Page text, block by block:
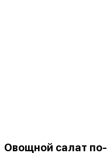
Овощной салат по-